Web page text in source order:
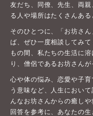
友だち、同僚、先生、両
る人や場所はたくさんある
そのひとつに、「お坊さ
ば、ぜひ一度相談してみ
もの間、私たちの生活に
り、僧侶であるお坊さん
心や体の悩み、恋愛や子
う意味など、人生におい
んなお坊さんからの癒し
回答を参考に、あなたの